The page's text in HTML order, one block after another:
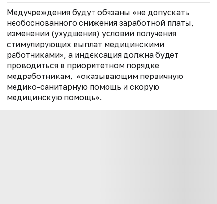
Медучреждения будут обязаны «не допускать
необоснованного снижения заработной платы,
изменений (ухудшения) условий получения
стимулирующих выплат медицинскими
работниками», а индексация должна будет
проводиться в приоритетном порядке
медработникам, «оказывающим первичную
медико-санитарную помощь и скорую
медицинскую помощь».